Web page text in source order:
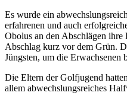
Es wurde ein
erfahrenen und auch
Obolus an den Abschlägen ihre
Abschlag kurz vor dem Grün.
Jüngsten, um die Erwachsenen
Die Eltern der Golfjugend
allem abwechslungsreiches